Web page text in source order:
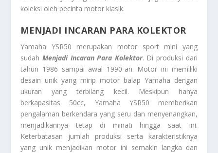
koleksi oleh pecinta motor klasik.
MENJADI INCARAN PARA KOLEKTOR
Yamaha YSR50 merupakan motor sport mini yang
sudahMenjadi Incaran Para Kolektor. Di produksi dari
tahun 1986 sampai awal 1990-an. Motor ini memiliki
desain unik yang mirip motor balap Yamaha dengan
ukuran yang terbilang kecil. Meskipun hanya
berkapasitas 50cc, Yamaha YSR50 memberikan
pengalaman berkendara yang seru dan menyenangkan,
menjadikannya tetap di minati hingga saat ini.
Keterbatasan jumlah produksi serta karakteristiknya
yang unik menjadikan motor ini semakin langka dan